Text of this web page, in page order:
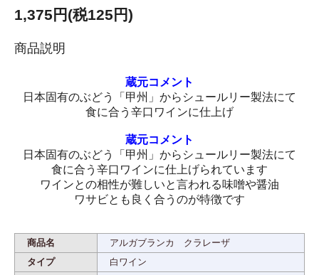
1,375円(税125円)
商品説明
蔵元コメント
日本固有のぶどう「甲州」からシュールリー製法にて
食に合う辛口ワインに仕上げ
蔵元コメント
日本固有のぶどう「甲州」からシュールリー製法にて
食に合う辛口ワインに仕上げられています
ワインとの相性が難しいと言われる味噌や醤油
ワサビとも良く合うのが特徴です
商品名
アルガブランカ クラレーザ
タイプ
白ワイン